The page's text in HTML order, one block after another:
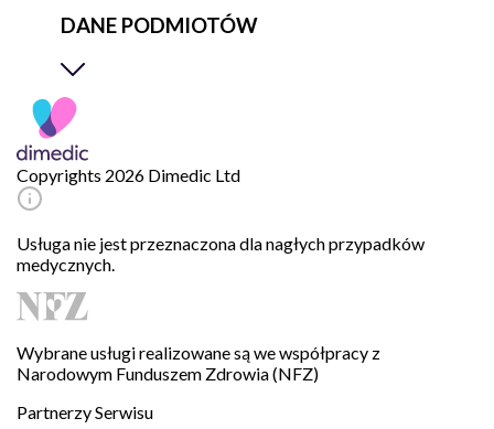
DANE PODMIOTÓW
Copyrights 2026 Dimedic Ltd
Usługa nie jest przeznaczona dla nagłych przypadków
medycznych.
Wybrane usługi realizowane są we współpracy z
Narodowym Funduszem Zdrowia (NFZ)
Partnerzy Serwisu